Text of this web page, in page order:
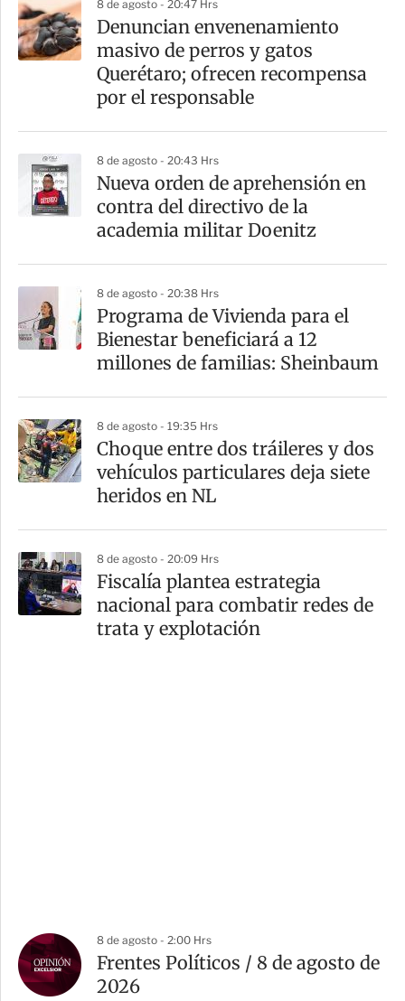
a
r
t
8 de agosto - 20:47 Hrs
Denuncian envenenamiento
masivo de perros y gatos
Querétaro; ofrecen recompensa
por el responsable
8 de agosto - 20:43 Hrs
Nueva orden de aprehensión en
contra del directivo de la
academia militar Doenitz
8 de agosto - 20:38 Hrs
Programa de Vivienda para el
Bienestar beneficiará a 12
millones de familias: Sheinbaum
8 de agosto - 19:35 Hrs
Choque entre dos tráileres y dos
vehículos particulares deja siete
heridos en NL
8 de agosto - 20:09 Hrs
Fiscalía plantea estrategia
nacional para combatir redes de
trata y explotación
8 de agosto - 2:00 Hrs
Frentes Políticos / 8 de agosto de
2026